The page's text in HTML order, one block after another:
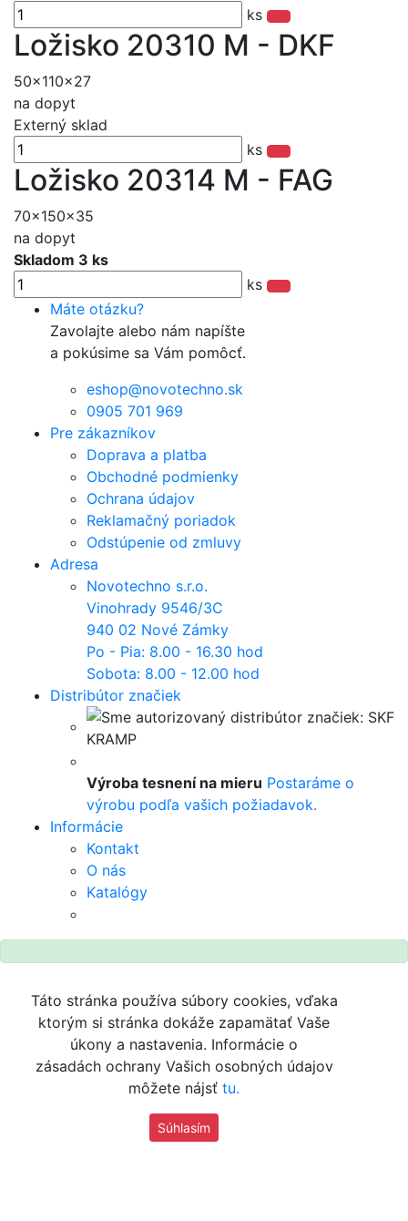
ks
Ložisko 20310 M - DKF
50x110x27
na dopyt
Externý sklad
ks
Ložisko 20314 M - FAG
70x150x35
na dopyt
Skladom 3 ks
ks
Máte otázku?
Zavolajte alebo nám napíšte
a pokúsime sa Vám pomôcť.
eshop@novotechno.sk
0905 701 969
Pre zákazníkov
Doprava a platba
Obchodné podmienky
Ochrana údajov
Reklamačný poriadok
Odstúpenie od zmluvy
Adresa
Novotechno s.r.o.
Vinohrady 9546/3C
940 02 Nové Zámky
Po - Pia: 8.00 - 16.30 hod
Sobota: 8.00 - 12.00 hod
Distribútor značiek
Výroba tesnení na mieru Postaráme o
výrobu podľa vašich požiadavok.
Informácie
Kontakt
O nás
Katalógy
Táto stránka používa súbory cookies, vďaka
ktorým si stránka dokáže zapamätať Vaše
úkony a nastavenia. Informácie o
zásadách ochrany Vašich osobných údajov
môžete nájsť tu.
Súhlasím